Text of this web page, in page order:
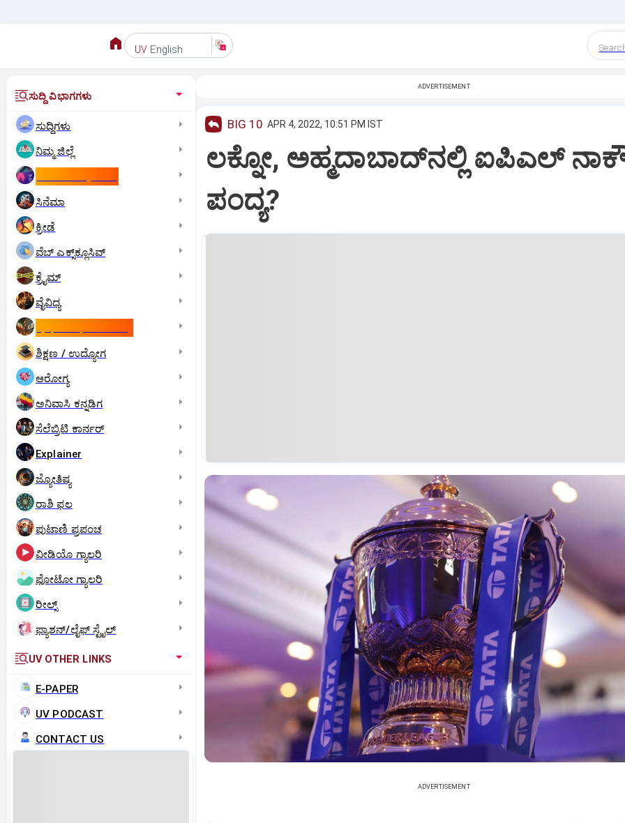
UV English
ಸುದ್ದಿ ವಿಭಾಗಗಳು
ಸುದ್ದಿಗಳು
ನಿಮ್ಮ ಜಿಲ್ಲೆ
ಸಿನೆಮಾ
ಕ್ರೀಡೆ
ವೆಬ್ ಎಕ್ಸ್‌ಕ್ಲೂಸಿವ್
ಕ್ರೈಮ್
ವೈವಿಧ್ಯ
ಶಿಕ್ಷಣ / ಉದ್ಯೋಗ
ಆರೋಗ್ಯ
ಅನಿವಾಸಿ ಕನ್ನಡಿಗ
ಸೆಲೆಬ್ರಿಟಿ ಕಾರ್ನರ್‌
Explainer
ಜ್ಯೋತಿಷ್ಯ
ರಾಶಿ ಫಲ
ಪುಟಾಣಿ ಪ್ರಪಂಚ
ವೀಡಿಯೊ ಗ್ಯಾಲರಿ
ಫೋಟೋ ಗ್ಯಾಲರಿ
ರೀಲ್ಸ್
ಫ್ಯಾಶನ್/ಲೈಫ್‌ ಸ್ಟೈಲ್
UV OTHER LINKS
E-PAPER
UV PODCAST
CONTACT US
ADVERTISEMENT
BIG 10 APR 4, 2022, 10:51 PM IST
ಲಕ್ನೋ, ಅಹ್ಮದಾಬಾದ್‌ನಲ್ಲಿ ಐಪಿಎಲ್‌
ಪಂದ್ಯ?
ADVERTISEMENT